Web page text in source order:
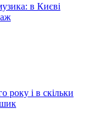
в Києві
року і в скільки